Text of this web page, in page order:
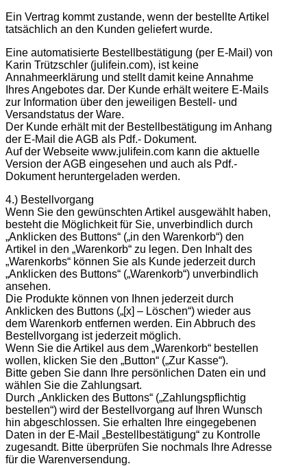
Ein Vertrag kommt zustande, wenn der bestellte Artikel
tatsächlich an den Kunden geliefert wurde.
Eine automatisierte Bestellbestätigung (per E-Mail) von
Karin Trützschler (julifein.com), ist keine
Annahmeerklärung und stellt damit keine Annahme
Ihres Angebotes dar. Der Kunde erhält weitere E-Mails
zur Information über den jeweiligen Bestell- und
Versandstatus der Ware.
Der Kunde erhält mit der Bestellbestätigung im Anhang
der E-Mail die AGB als Pdf.- Dokument.
Auf der Webseite www.julifein.com kann die aktuelle
Version der AGB eingesehen und auch als Pdf.-
Dokument heruntergeladen werden.
4.) Bestellvorgang
Wenn Sie den gewünschten Artikel ausgewählt haben,
besteht die Möglichkeit für Sie, unverbindlich durch
„Anklicken des Buttons“ („in den Warenkorb“) den
Artikel in den „Warenkorb“ zu legen. Den Inhalt des
„Warenkorbs“ können Sie als Kunde jederzeit durch
„Anklicken des Buttons“ („Warenkorb“) unverbindlich
ansehen.
Die Produkte können von Ihnen jederzeit durch
Anklicken des Buttons („[x] – Löschen“) wieder aus
dem Warenkorb entfernen werden. Ein Abbruch des
Bestellvorgang ist jederzeit möglich.
Wenn Sie die Artikel aus dem „Warenkorb“ bestellen
wollen, klicken Sie den „Button“ („Zur Kasse“).
Bitte geben Sie dann Ihre persönlichen Daten ein und
wählen Sie die Zahlungsart.
Durch „Anklicken des Buttons“ („Zahlungspflichtig
bestellen“) wird der Bestellvorgang auf Ihren Wunsch
hin abgeschlossen. Sie erhalten Ihre eingegebenen
Daten in der E-Mail „Bestellbestätigung“ zu Kontrolle
zugesandt. Bitte überprüfen Sie nochmals Ihre Adresse
für die Warenversendung.